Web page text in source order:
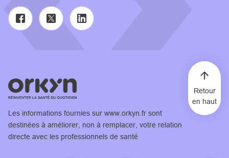
Les informations fournies sur www.orkyn.fr sont
destinées à améliorer, non à remplacer, votre relation
directe avec les professionnels de santé
Retour
en haut